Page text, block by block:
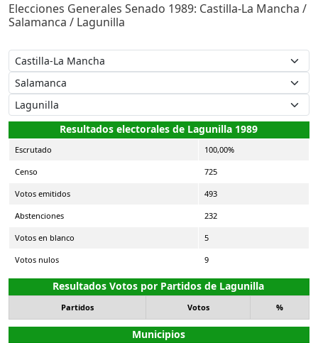
Elecciones Generales Senado 1989: Castilla-La Mancha /
Salamanca / Lagunilla
Resultados electorales de Lagunilla 1989
Escrutado 100,00%
Censo 725
Votos emitidos 493
Abstenciones 232
Votos en blanco 5
Votos nulos 9
Resultados Votos por Partidos de Lagunilla
Partidos Votos %
Municipios